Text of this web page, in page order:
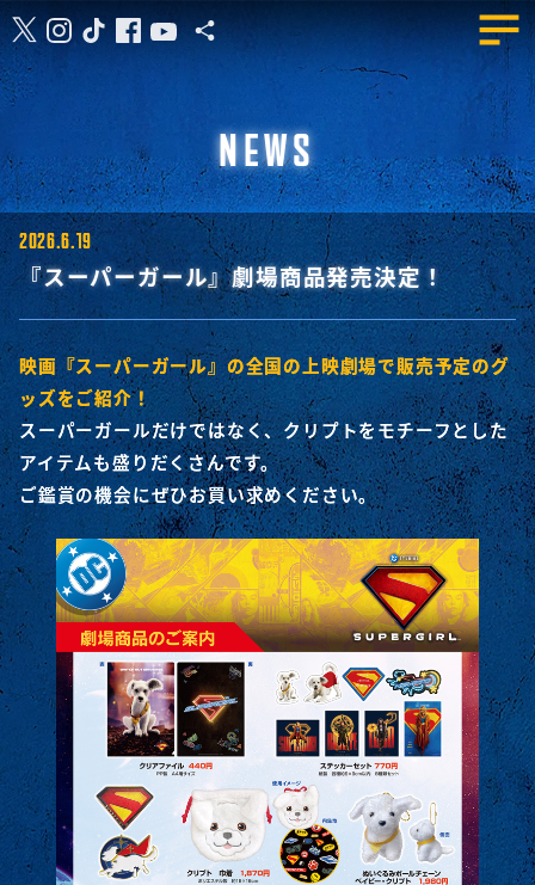
NEWS
2026.6.19
『スーパーガール』劇場商品発売決定！
映画『スーパーガール』の全国の上映劇場で販売予定のグ
ッズをご紹介！
スーパーガールだけではなく、クリプトをモチーフとした
アイテムも盛りだくさんです。
ご鑑賞の機会にぜひお買い求めください。